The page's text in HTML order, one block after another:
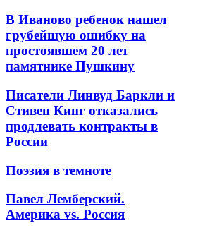
В Иваново ребенок нашел
грубейшую ошибку на
простоявшем 20 лет
памятнике Пушкину
Писатели Линвуд Баркли и
Стивен Кинг отказались
продлевать контракты в
России
Поэзия в темноте
Павел Лемберский.
Америка vs. Россия